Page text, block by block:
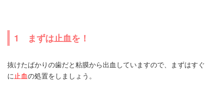
1 まずは止血を！
抜けたばかりの歯だと粘膜から出血していますので、まずはすぐ
に止血の処置をしましょう。